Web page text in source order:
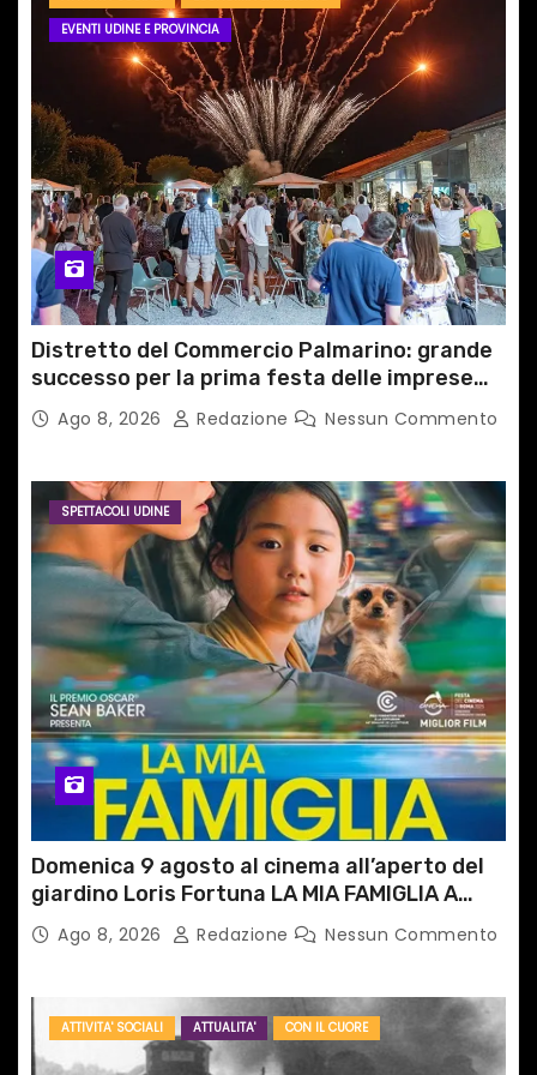
EVENTI UDINE E PROVINCIA
Distretto del Commercio Palmarino: grande
successo per la prima festa delle imprese
del territorio
Ago 8, 2026 Redazione Nessun Commento
SPETTACOLI UDINE
Domenica 9 agosto al cinema all’aperto del
giardino Loris Fortuna LA MIA FAMIGLIA A
TAIPEIAgo 8, 2026 Redazione Nessun Commento
ATTIVITA' SOCIALI ATTUALITA' CON IL CUORE